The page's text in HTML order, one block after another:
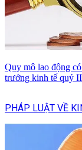
Quy mô lao động
trưởng kinh tế quý
PHÁP LUẬT VỀ